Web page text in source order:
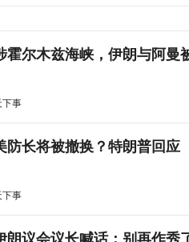
霍尔木兹海峡，伊朗与阿曼
下事
防长将被撤换？特朗普回应
下事